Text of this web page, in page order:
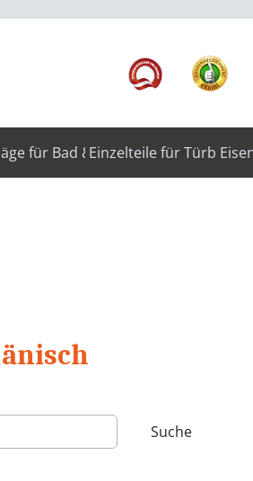
für Bad & WCEinzelteile für
Suche